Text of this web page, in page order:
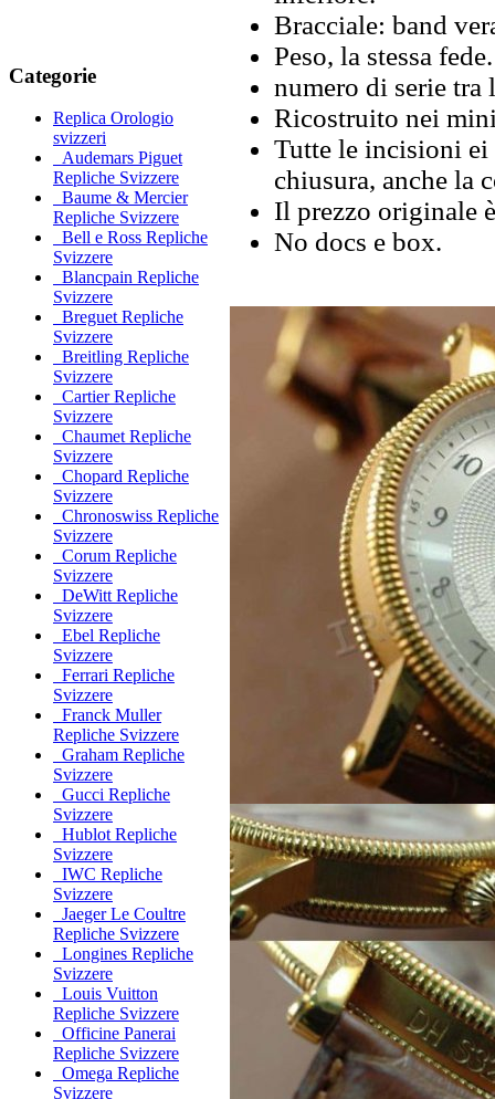
Categorie
Replica Orologio
svizzeri
Audemars Piguet
Repliche Svizzere
Baume & Mercier
Repliche Svizzere
Bell e Ross Repliche
Svizzere
Blancpain Repliche
Svizzere
Breguet Repliche
Svizzere
Breitling Repliche
Svizzere
Cartier Repliche
Svizzere
Chaumet Repliche
Svizzere
Chopard Repliche
Svizzere
Chronoswiss Repliche
Svizzere
Corum Repliche
Svizzere
DeWitt Repliche
Svizzere
Ebel Repliche
Svizzere
Ferrari Repliche
Svizzere
Franck Muller
Repliche Svizzere
Graham Repliche
Svizzere
Gucci Repliche
Svizzere
Hublot Repliche
Svizzere
IWC Repliche
Svizzere
Jaeger Le Coultre
Repliche Svizzere
Longines Repliche
Svizzere
Louis Vuitton
Repliche Svizzere
Officine Panerai
Repliche Svizzere
Omega Repliche
Svizzere
Bracciale: band
Peso, la stessa fede.
numero di serie tra
Ricostruito nei
Tutte le incisioni
chiusura, anche la
Il prezzo originale
No docs e box.